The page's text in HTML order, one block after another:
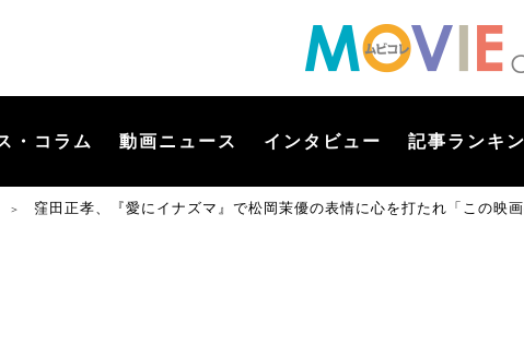
・コラム 動画ニュース インタビュー 記事ランキ
＞ 窪田正孝、『愛にイナズマ』で松岡茉優の表情に心を打たれ「この映